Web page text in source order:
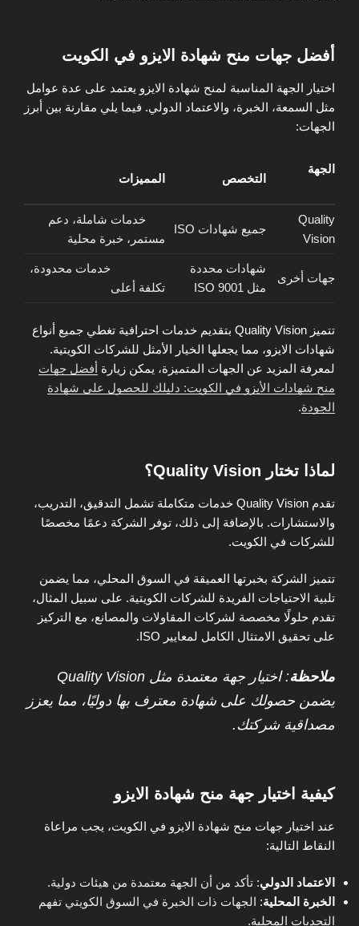
أفضل جهات منح شهادة الايزو في الكويت
اختيار الجهة المناسبة لمنح شهادة الايزو يعتمد على عدة عوامل
مثل السمعة، الخبرة، والاعتماد الدولي. فيما يلي مقارنة بين أبرز
الجهات:
الجهة
التخصص المميزات
Quality
Vision
جميع شهادات ISO
خدمات شاملة، دعم
مستمر، خبرة محلية
جهات أخرى
شهادات محددة
مثل ISO 9001
خدمات محدودة،
تكلفة أعلى
تتميز Quality Vision بتقديم خدمات احترافية تغطي جميع أنواع
شهادات الايزو، مما يجعلها الخيار الأمثل للشركات الكويتية.
لمعرفة المزيد عن الجهات المتميزة، يمكن زيارة أفضل جهات
منح شهادات الأيزو في الكويت: دليلك للحصول على شهادة
الجودة.
لماذا تختار Quality Vision؟
تقدم Quality Vision خدمات متكاملة تشمل التدقيق، التدريب،
والاستشارات. بالإضافة إلى ذلك، توفر الشركة دعمًا مخصصًا
للشركات في الكويت.
تتميز الشركة بخبرتها العميقة في السوق المحلي، مما يضمن
تلبية الاحتياجات الفريدة للشركات الكويتية. على سبيل المثال،
تقدم حلولًا مخصصة لشركات المقاولات والمصانع، مع التركيز
على تحقيق الامتثال الكامل لمعايير ISO.
ملاحظة
: اختيار جهة معتمدة مثل Quality Vision
يضمن حصولك على شهادة معترف بها دوليًا، مما يعزز
مصداقية شركتك.
كيفية اختيار جهة منح شهادة الايزو
عند اختيار جهات منح شهادة الايزو في الكويت، يجب مراعاة
النقاط التالية:
الاعتماد الدولي: تأكد من أن الجهة معتمدة من هيئات دولية.
الخبرة المحلية: الجهات ذات الخبرة في السوق الكويتي تفهم
التحديات المحلية.